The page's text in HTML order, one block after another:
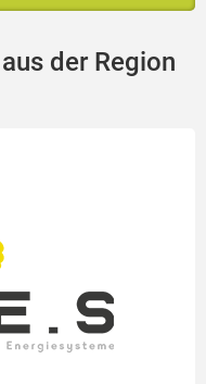
der Region